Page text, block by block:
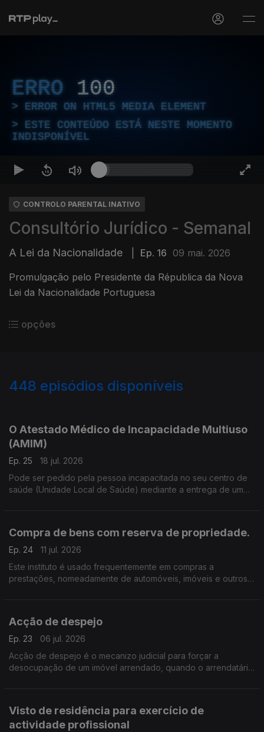
ERRO 100
ERROR ON HTML5 MEDIA ELEMENT
ESTE CONTEÚDO ESTÁ NESTE MOMENTO
INDISPONÍVEL
CONTROLO PARENTAL INATIVO
Consultório Jurídico - Semanal
A Lei da Nacionalidade Ep. 16 09 mai. 2026
Promulgação pelo Presidente da Républica da Nova
Lei da Nacionalidade Portuguesa
opções
448 episódios disponíveis
O Atestado Médico de Incapacidade Multiuso
(AMIM)
Ep. 25
18 jul. 2026
Pode ser pedido pela pessoa incapacitada no seu centro de
saúde (Unidade Local de Saúde) mediante a entrega de um
Compra de bens com reserva de propriedade.
Ep. 24
11 jul. 2026
Este instituto é usado frequentemente em compras a
prestações, nomeadamente de automóveis, imóveis e outros
Acção de despejo
Ep. 23
06 jul. 2026
Acção de despejo é o mecanizo judicial para forçar a
desocupação de um imóvel arrendado, quando o arrendatário
Visto de residência para exercício de
actividade profissional